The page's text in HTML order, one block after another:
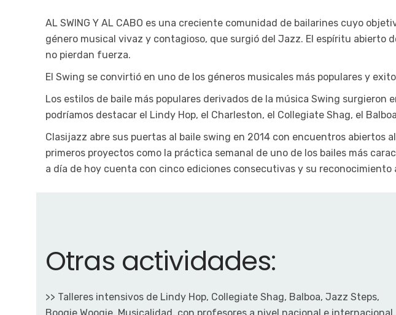
AL SWING Y AL CABO es una creciente comunidad de bailarines cuyo
género musical vivaz y contagioso, que surgió del Jazz. El espíritu abierto
no pierdan fuerza.
El Swing se convirtió en uno de los géneros musicales más populares y
Los estilos de baile más populares derivados de la música Swing
podríamos destacar el Lindy Hop, el Charleston, el Collegiate Shag, el
Clasijazz abre sus puertas al baile swing en 2014 con encuentros abiertos
primeros proyectos como la práctica semanal de uno de los bailes más
a día de hoy cuenta con cinco ediciones consecutivas y su reconocimiento
Otras actividades:
>> Talleres intensivos de Lindy Hop, Collegiate Shag, Balboa, Jazz Steps,